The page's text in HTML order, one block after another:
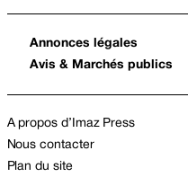
Annonces légales
Avis & Marchés publics
A propos d’Imaz Press
Nous contacter
Plan du site